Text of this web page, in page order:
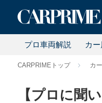
プロ車両解説 カ
CARPRIMEトップ カ
【プロに聞